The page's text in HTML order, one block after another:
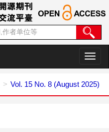
切
换
航
Vol. 15 No. 8 (August 2025)